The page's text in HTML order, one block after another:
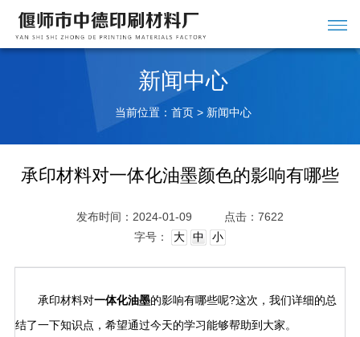
新闻中心
当前位置：首页 > 新闻中心
承印材料对一体化油墨颜色的影响有哪些
发布时间：2024-01-09
点击：7622
字号：
大 中 小
承印材料对一体化油墨的影响有哪些呢?这次，我们详细的总
结了一下知识点，希望通过今天的学习能够帮助到大家。